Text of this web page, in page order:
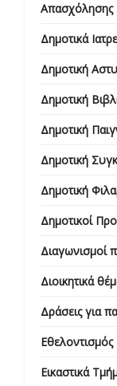
Απασχόλησης
Δημοτικά
Δημοτική
Δημοτική
Δημοτική
Δημοτική
Δημοτική
Δημοτικοί
Διαγωνισμοί
Διοικητικά
Δράσεις για
Εθελοντισμός
Εικαστικά